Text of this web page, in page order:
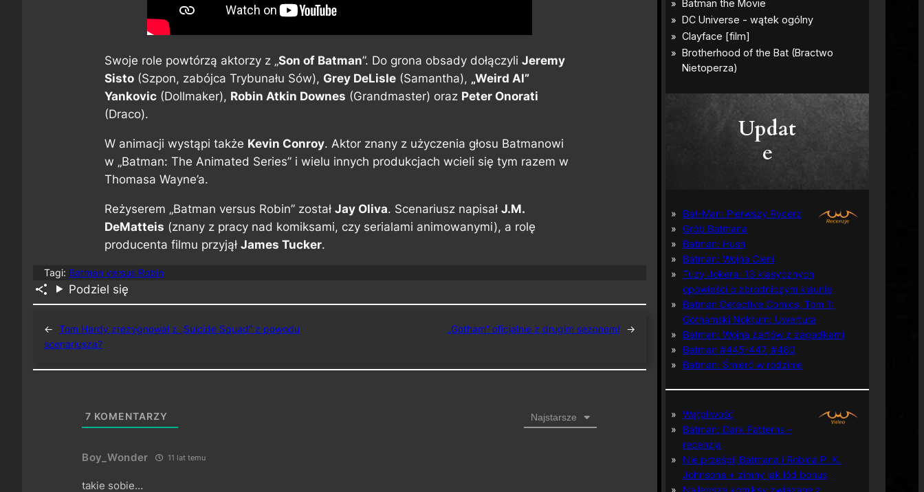
Swoje role powtórzą aktorzy z „Son of Batman”. Do grona obsady dołączyli Jeremy
Sisto (Szpon, zabójca Trybunału Sów), Grey DeLisle (Samantha), „Weird Al”
Yankovic (Dollmaker), Robin Atkin Downes (Grandmaster) oraz Peter Onorati
(Draco).
W animacji wystąpi także Kevin Conroy. Aktor znany z użyczenia głosu Batmanowi
w „Batman: The Animated Series” i wielu innych produkcjach wcieli się tym razem w
Thomasa Wayne’a.
Reżyserem „Batman versus Robin” został Jay Oliva. Scenariusz napisał J.M.
DeMatteis (znany z pracy nad komiksami, czy serialami animowanymi), a rolę
producenta filmu przyjął James Tucker.
Tagi: Batman versus Robin
Podziel się
← Tom Hardy zrezygnował z „Suicide Squad” z powodu
scenariusza?
„Gotham” oficjalnie z drugim sezonem! →
7 KOMENTARZY Najstarsze
Boy_Wonder 11 lat temu
takie sobie…
Updat
e
Bat-Man: Pierwszy Rycerz
Grób Batmana
Batman: Hush
Batman: Wojna Cieni
Tuzy Jokera: 13 klasycznych
opowieści o zbrodniczym klaunie
Batman Detective Comics, Tom 1:
Gothamski Nokturn: Uwertura
Batman: Wojna żartów z zagadkami
Batman #445-447, #480
Batman: Śmierć w rodzinie
Wątpliwość
Batman: Dark Patterns –
recenzja
Nie prześpij Batmana i Robina P. K.
Johnsona + zimny jak lód bonus
Najlepsze komiksy związane z